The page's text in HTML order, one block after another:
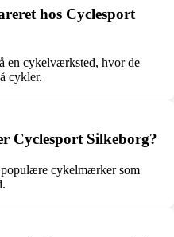
hos Cyclesport
en cykelværksted, hvor de
cykler.
Cyclesport Silkeborg?
cykelmærker som